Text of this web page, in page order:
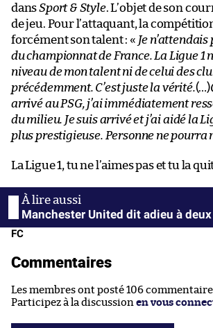
dansSport & Style. L’objet de son
de jeu. Pour l’attaquant, la
forcément son talent : « Je
du championnat de France. La Ligue 1
niveau de mon talent ni de celui des
précédemment. C’est juste la vérité.(…)
arrivé au PSG, j’ai immédiatement
du milieu. Je suis arrivé et j’ai aidé la
plus prestigieuse. Personne ne pourra
La Ligue 1, tu ne l’aimes pas et tu la
Manchester United dit adieu à
FC
Commentaires
Les membres ont posté 106
Participez à la discussion en vous